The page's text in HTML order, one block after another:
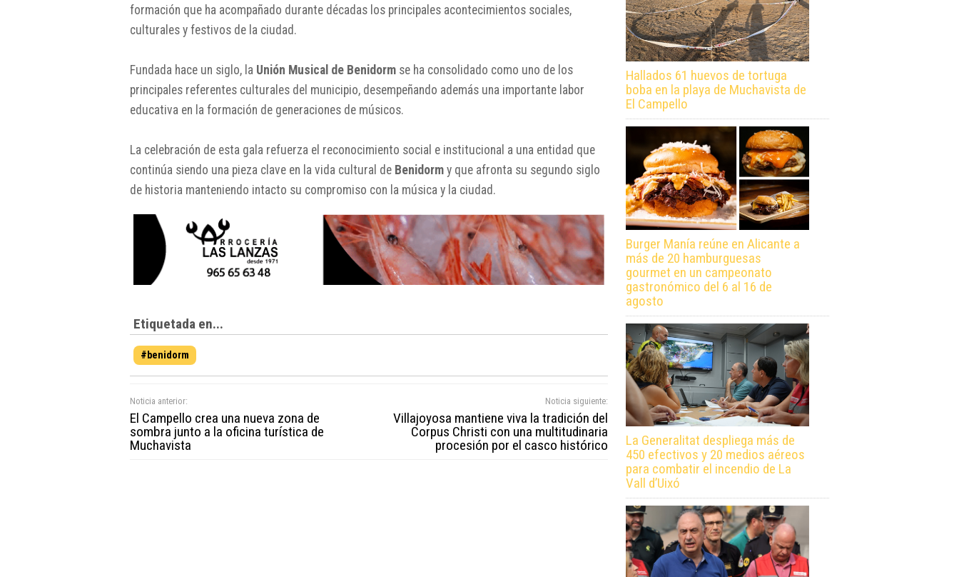
formación que ha acompañado durante décadas los principales acontecimientos sociales,
culturales y festivos de la ciudad.
Fundada hace un siglo, la Unión Musical de Benidorm se ha consolidado como uno de los
principales referentes culturales del municipio, desempeñando además una importante labor
educativa en la formación de generaciones de músicos.
La celebración de esta gala refuerza el reconocimiento social e institucional a una entidad que
continúa siendo una pieza clave en la vida cultural de Benidorm y que afronta su segundo siglo
de historia manteniendo intacto su compromiso con la música y la ciudad.
Etiquetada en...
#benidorm
Noticia anterior:
El Campello crea una nueva zona de
sombra junto a la oficina turística de
Muchavista
Noticia siguiente:
Villajoyosa mantiene viva la tradición del
Corpus Christi con una multitudinaria
procesión por el casco histórico
Hallados 61 huevos de tortuga
boba en la playa de Muchavista de
El Campello
Burger Manía reúne en Alicante a
más de 20 hamburguesas
gourmet en un campeonato
gastronómico del 6 al 16 de
agosto
La Generalitat despliega más de
450 efectivos y 20 medios aéreos
para combatir el incendio de La
Vall d’Uixó